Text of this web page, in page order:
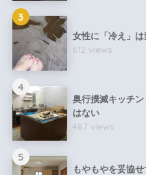
3
女性に「冷え」
612 views
4
奥行撲滅キッチ
はない
487 views
5
もやもやを妥協